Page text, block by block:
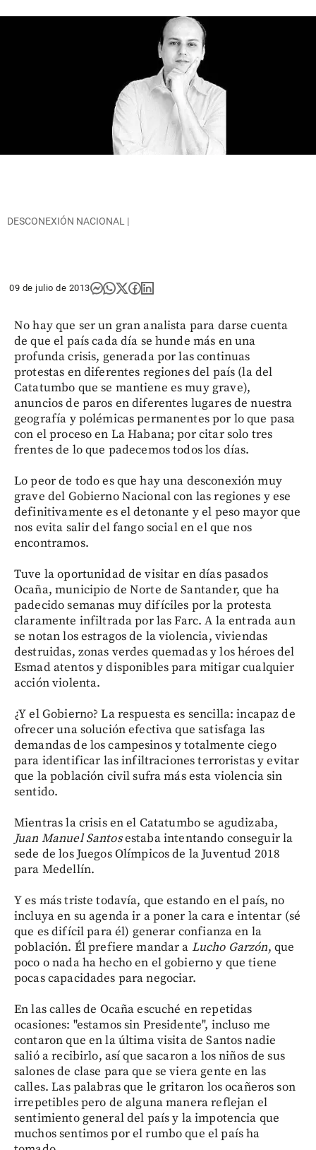
DESCONEXIÓN NACIONAL |
09 de julio de 2013
No hay que ser un gran analista para darse cuenta
de que el país cada día se hunde más en una
profunda crisis, generada por las continuas
protestas en diferentes regiones del país (la del
Catatumbo que se mantiene es muy grave),
anuncios de paros en diferentes lugares de nuestra
geografía y polémicas permanentes por lo que pasa
con el proceso en La Habana; por citar solo tres
frentes de lo que padecemos todos los días.
Lo peor de todo es que hay una desconexión muy
grave del Gobierno Nacional con las regiones y ese
definitivamente es el detonante y el peso mayor que
nos evita salir del fango social en el que nos
encontramos.
Tuve la oportunidad de visitar en días pasados
Ocaña, municipio de Norte de Santander, que ha
padecido semanas muy difíciles por la protesta
claramente infiltrada por las Farc. A la entrada aun
se notan los estragos de la violencia, viviendas
destruidas, zonas verdes quemadas y los héroes del
Esmad atentos y disponibles para mitigar cualquier
acción violenta.
¿Y el Gobierno? La respuesta es sencilla: incapaz de
ofrecer una solución efectiva que satisfaga las
demandas de los campesinos y totalmente ciego
para identificar las infiltraciones terroristas y evitar
que la población civil sufra más esta violencia sin
sentido.
Mientras la crisis en el Catatumbo se agudizaba,
Juan Manuel Santosestaba intentando conseguir la
sede de los Juegos Olímpicos de la Juventud 2018
para Medellín.
Y es más triste todavía, que estando en el país, no
incluya en su agenda ir a poner la cara e intentar (sé
que es difícil para él) generar confianza en la
población. Él prefiere mandar a Lucho Garzón, que
poco o nada ha hecho en el gobierno y que tiene
pocas capacidades para negociar.
En las calles de Ocaña escuché en repetidas
ocasiones: "estamos sin Presidente", incluso me
contaron que en la última visita de Santos nadie
salió a recibirlo, así que sacaron a los niños de sus
salones de clase para que se viera gente en las
calles. Las palabras que le gritaron los ocañeros son
irrepetibles pero de alguna manera reflejan el
sentimiento general del país y la impotencia que
muchos sentimos por el rumbo que el país ha